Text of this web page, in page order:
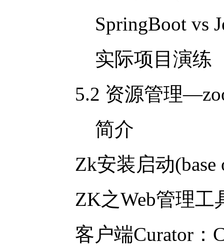
SpringBoot vs
实际项目演练
5.2 资源管理
简介
Zk安装启动(base
ZK之Web管理工
客户端Curator ：